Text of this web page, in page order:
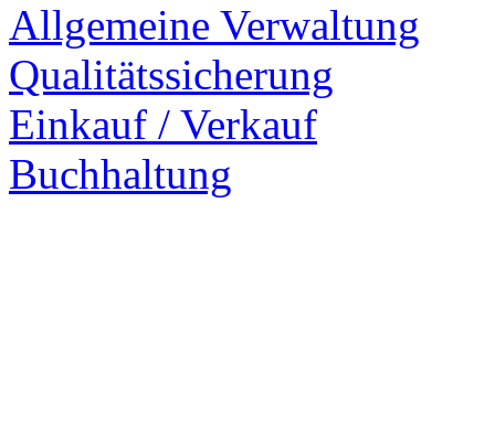
Allgemeine Verwaltung
Qualitätssicherung
Einkauf / Verkauf
Buchhaltung